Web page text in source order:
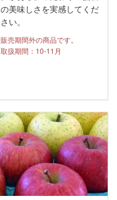
の美味しさを実感してくだ
さい。
販売期間外の商品です。
取扱期間：10-11月